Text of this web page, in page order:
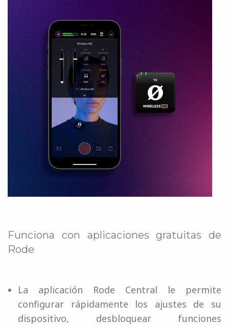
Funciona con aplicaciones gratuitas de
Rode
La aplicación Rode Central le permite
configurar rápidamente los ajustes de su
dispositivo, desbloquear funciones